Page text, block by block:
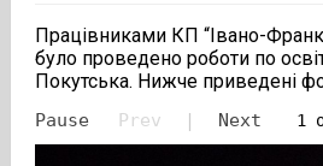
Працівниками КП “Івано-
було проведено роботи по
Покутська. Нижче приведені
Pause Prev | Next 1